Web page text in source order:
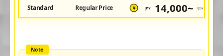
Standard Regular Price ¥ JPY 14,000~ /pax